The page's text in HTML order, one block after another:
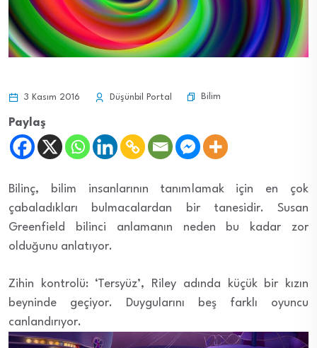
3 Kasım 2016 Düşünbil Portal Bilim
Paylaş
Bilinç, bilim insanlarının tanımlamak için en çok
çabaladıkları bulmacalardan bir tanesidir. Susan
Greenfield bilinci anlamanın neden bu kadar zor
olduğunu anlatıyor.
Zihin kontrolü: ‘Tersyüz’, Riley adında küçük bir kızın
beyninde geçiyor. Duygularını beş farklı oyuncu
canlandırıyor.